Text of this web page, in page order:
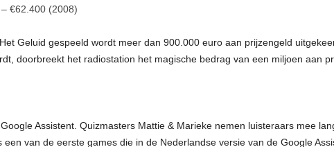
€62.400 (2008)
Geluid gespeeld wordt meer dan 900.000 euro aan prijzengeld
doorbreekt het radiostation het magische bedrag van een miljoen aan
Assistent. Quizmasters Mattie & Marieke nemen luisteraars mee
van de eerste games die in de Nederlandse versie van de Google